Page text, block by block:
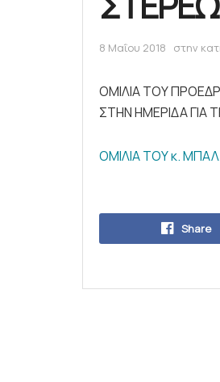
8 Μαΐου 2018 στην
ΟΜΙΛΙΑ ΤΟΥ
ΣΤΗΝ ΗΜΕΡΙΔΑ ΓΙΑ
ΟΜΙΛΙΑ ΤΟΥ κ.
Share